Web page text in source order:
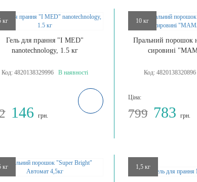
кг
Гель для прання "I MED"
nanotechnology, 1.5 кг
Код: 4820138329996 В наявності
146грн.
10 кг
Пральний порошок
сировині
Код: 4820138320896
Ціна:
799 783грн.
кг 1,5 кг